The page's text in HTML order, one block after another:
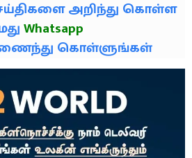
அறிந்து கொள்ள
Whatsapp
இணைந்து கொள்ளுங்கள்